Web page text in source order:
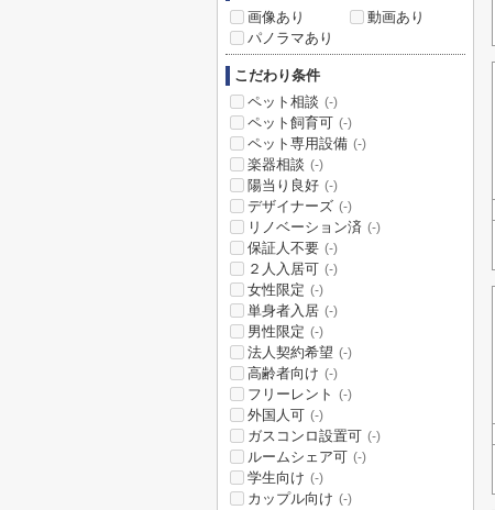
画像あり
動画あり
パノラマあり
こだわり条件
ペット相談 (-)
ペット飼育可 (-)
ペット専用設備 (-)
楽器相談 (-)
陽当り良好 (-)
デザイナーズ (-)
リノベーション済 (-)
保証人不要 (-)
２人入居可 (-)
女性限定 (-)
単身者入居 (-)
男性限定 (-)
法人契約希望 (-)
高齢者向け (-)
フリーレント (-)
外国人可 (-)
ガスコンロ設置可 (-)
ルームシェア可 (-)
学生向け (-)
カップル向け (-)